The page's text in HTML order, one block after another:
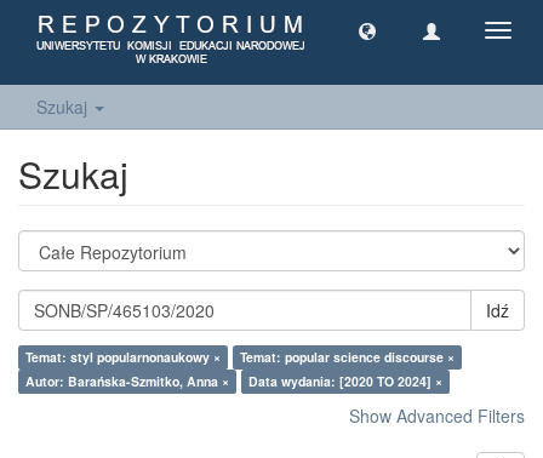
Szukaj
Szukaj
Idź
Temat: styl popularnonaukowy ×
Temat: popular science discourse ×
Autor: Barańska-Szmitko, Anna ×
Data wydania: [2020 TO 2024] ×
Show Advanced Filters